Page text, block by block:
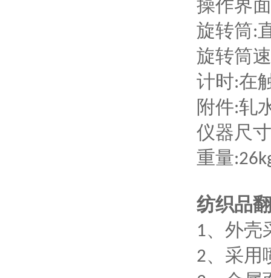
操作界
旋转筒:
旋转筒
计时:在
附件:轧
仪器尺寸
重量:26
纺织品
1、外壳
2、采用